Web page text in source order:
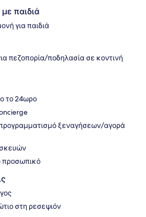
παιδιά
για παιδιά
πεζοπορία/ποδηλασία σε κοντινή
το 24ωρο
προγραμματισμό ξεναγήσεων/αγορά
προσωπικό
στη ρεσεψιόν